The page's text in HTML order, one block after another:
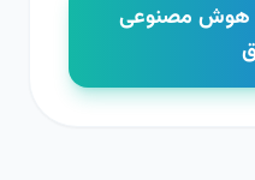
هوش مصنوعی